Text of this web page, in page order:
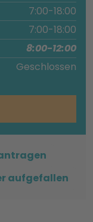
7:00-18:00
7:00-18:00
8:00-12:00
Geschlossen
aufgefallen